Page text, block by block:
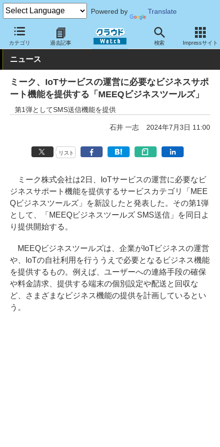
Powered by Translate
カテゴリ 過去記事 検索 Impressサイト
クラウド Watch ネットワーク 通信インフラ
ニュース
ミーク、IoTサービスの運営に必要なビジネスサポ
ート機能を提供する「MEEQビジネスツールズ」
第1弾としてSMS送信機能を提供
石井 一志 2024年7月3日 11:00
リスト
ミーク株式会社は2日、IoTサービスの運営に必要なビ
ジネスサポート機能を提供するサービスカテゴリ「MEE
Qビジネスツールズ」を新設したと発表した。その第1弾
として、「MEEQビジネスツールズ SMS送信」を同日よ
り提供開始する。
MEEQビジネスツールズは、企業がIoTビジネスの運営
や、IoTの自社利用を行ううえで必要となるビジネス機能
を提供するもの。例えば、ユーザーへの連絡手段の確保
や料金請求、提供する端末の個別設定や配送と回収な
ど、さまざまなビジネス機能の提供を計画しているとい
う。